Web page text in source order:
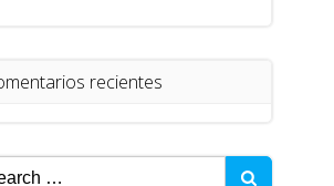
recientes